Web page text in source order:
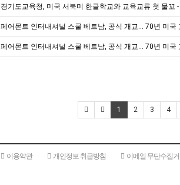
경기도교육청, 미국 서북미 한글학교와 교육교류 첫 물꼬
페어몬트 인터내셔널 스쿨 베트남, 공식 개교... 70년 미
페어몬트 인터내셔널 스쿨 베트남, 공식 개교... 70년 미국
1 2 3 4
이용약관 개인정보 취급방침 이메일 무단수집